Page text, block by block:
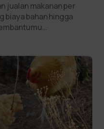
jualan makanan per
biaya bahan hingga